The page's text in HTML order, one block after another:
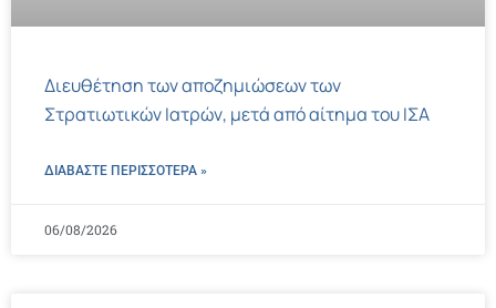
Διευθέτηση των αποζημιώσεων των
Στρατιωτικών Ιατρών, μετά από αίτημα του ΙΣΑ
ΔΙΑΒΑΣΤΕ ΠΕΡΙΣΣΌΤΕΡΑ »
06/08/2026